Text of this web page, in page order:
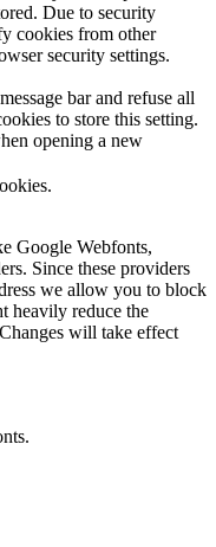
Due to security
cookies from other
security settings.
bar and refuse all
to store this setting.
opening a new
Google Webfonts,
Since these providers
we allow you to block
heavily reduce the
will take effect